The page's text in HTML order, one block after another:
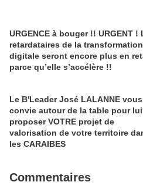
URGENCE à bouger !! URGENT !
retardataires de la transformation
digitale seront encore plus en
parce qu’elle s’accélère !!
Le B'Leader José LALANNE vous
convie autour de la table pour lui
proposer VOTRE projet de
valorisation de votre territoire
les CARAIBES
Commentaires